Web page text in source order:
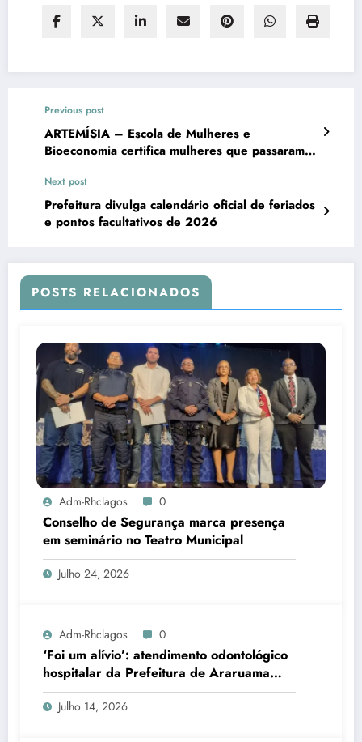
Previous post
ARTEMÍSIA – Escola de Mulheres e
Bioeconomia certifica mulheres que passaram
natural e empreendedorismo sustentável
Next post
Prefeitura divulga calendário oficial de feriados
e pontos facultativos de 2026
POSTS RELACIONADOS
Adm-Rhclagos 0
Conselho de Segurança marca presença
em seminário no Teatro Municipal
Julho 24, 2026
Adm-Rhclagos 0
‘Foi um alívio’: atendimento odontológico
hospitalar da Prefeitura de Araruama
transforma rotina de famílias atípicas
Julho 14, 2026